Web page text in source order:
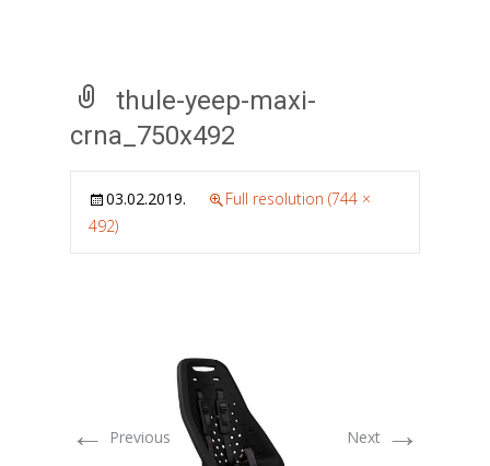
thule-yeep-maxi-
crna_750x492
03.02.2019.
Full resolution (744 ×
492)
← Previous Next →